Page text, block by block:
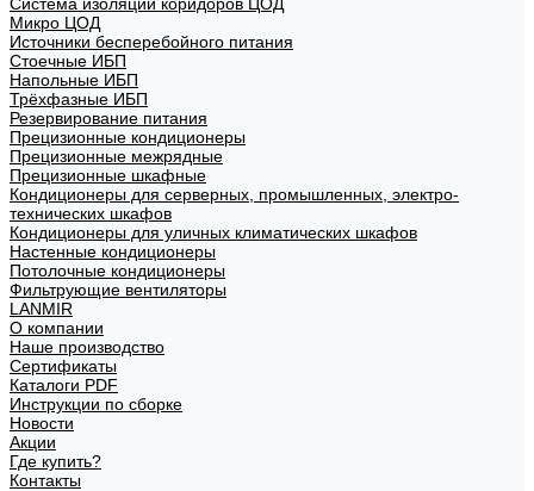
Микро ЦОД
Источники бесперебойного питания
Стоечные ИБП
Напольные ИБП
Трёхфазные ИБП
Резервирование питания
Прецизионные кондиционеры
Прецизионные межрядные
Прецизионные шкафные
Кондиционеры для серверных, промышленных, электро-
технических шкафов
Кондиционеры для уличных климатических шкафов
Настенные кондиционеры
Потолочные кондиционеры
Фильтрующие вентиляторы
LANMIR
О компании
Наше производство
Сертификаты
Каталоги PDF
Инструкции по сборке
Новости
Акции
Где купить?
Контакты